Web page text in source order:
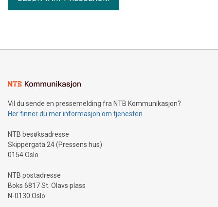
Vil du sende en pressemelding fra NTB Kommunikasjon?
Her finner du mer informasjon om tjenesten
NTB besøksadresse
Skippergata 24 (Pressens hus)
0154 Oslo
NTB postadresse
Boks 6817 St. Olavs plass
N-0130 Oslo